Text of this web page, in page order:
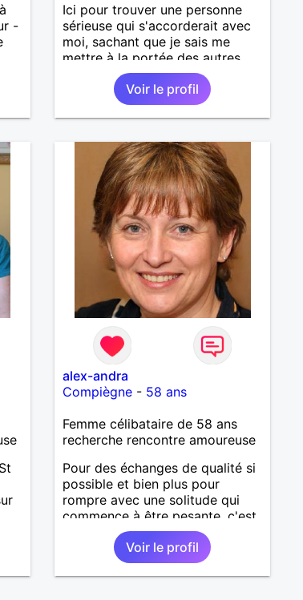
-
Ici pour trouver une personne
sérieuse qui s'accorderait avec
moi, sachant que je sais me
mettre à la portée des autres.
Voir le profil
alex-andra
Compiègne - 58 ans
Femme célibataire de 58 ans
recherche rencontre amoureuse
Pour des échanges de qualité si
possible et bien plus pour
rompre avec une solitude qui
commence à être pesante, c'est
si beau à deux quand l'entente
Voir le profil